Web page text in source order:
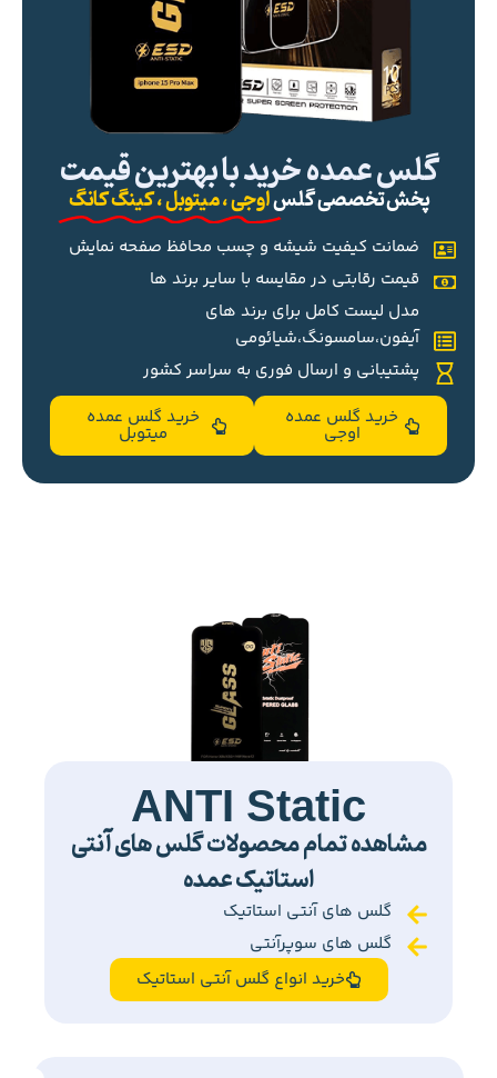
گلس عمده خرید با بهترین قیمت
پخش تخصصی گلساوجی ، میتوبل ، کینگ کانگ
ضمانت کیفیت شیشه و چسب محافظ صفحه نمایش
قیمت رقابتی در مقایسه با سایر برند ها
مدل لیست کامل برای برند های
آیفون،سامسونگ،شیائومی
پشتیبانی و ارسال فوری به سراسر کشور
خرید گلس عمده
اوجی
خرید گلس عمده
میتوبل
ANTI Static
مشاهده تمام محصولات گلس های آنتی
استاتیک عمده
گلس های آنتی استاتیک
گلس های سوپرآنتی
خرید انواع گلس آنتی استاتیک